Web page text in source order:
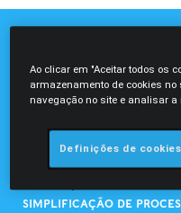
CONTRATAÇÃO PÚBLICA
DOMÍNIO PÚBLICO
EMPREITADAS
LICENCIAMENTOS
PARCERIAS PÚBLICO-
SIMPLIFICAÇÃO DE
Ao clicar em "Aceitar todos os
armazenamento de cookies
navegação no site e analisar a
Definições de cookies